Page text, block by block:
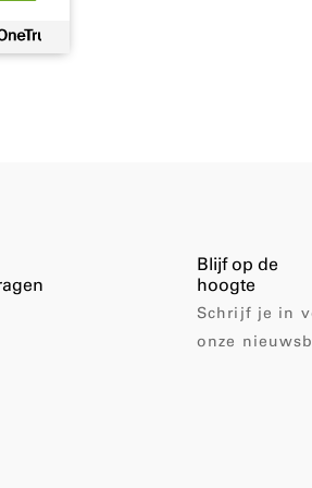
Blijf op de
hoogte
Schrijf je in
onze